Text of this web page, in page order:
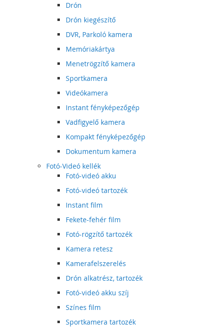
Drón
Drón kiegészítő
DVR, Parkoló kamera
Memóriakártya
Menetrögzítő kamera
Sportkamera
Videókamera
Instant fényképezőgép
Vadfigyelő kamera
Kompakt fényképezőgép
Dokumentum kamera
Fotó-Videó kellék
Fotó-videó akku
Fotó-videó tartozék
Instant film
Fekete-fehér film
Fotó-rögzítő tartozék
Kamera retesz
Kamerafelszerelés
Drón alkatrész, tartozék
Fotó-videó akku szíj
Színes film
Sportkamera tartozék